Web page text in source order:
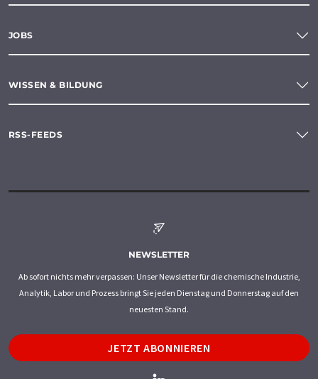
JOBS
WISSEN & BILDUNG
RSS-FEEDS
NEWSLETTER
Ab sofort nichts mehr verpassen: Unser Newsletter für die chemische Industrie,
Analytik, Labor und Prozess bringt Sie jeden Dienstag und Donnerstag auf den
neuesten Stand.
JETZT ABONNIEREN